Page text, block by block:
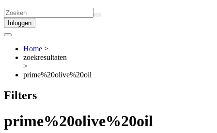
Inloggen
Home >
zoekresultaten
>
prime%20olive%20oil
Filters
prime%20olive%20oil